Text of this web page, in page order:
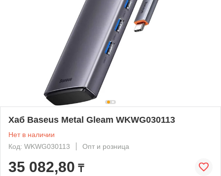
Хаб Baseus Metal Gleam WKWG030113
Нет в наличии
Код: WKWG030113
Опт и розница
35 082,80 ₸